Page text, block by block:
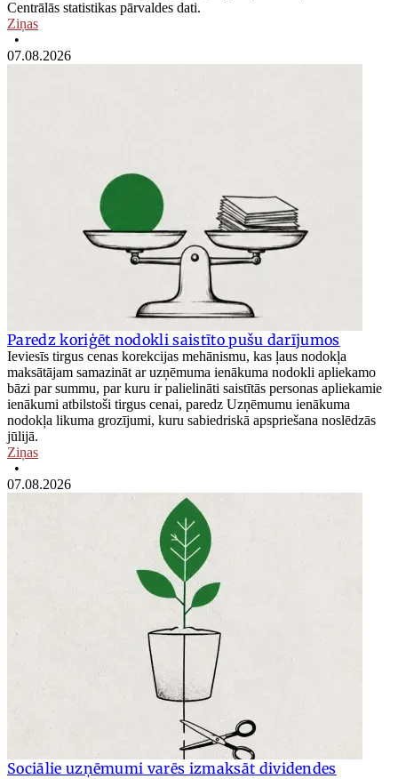
Centrālās statistikas pārvaldes dati.
Ziņas
•
07.08.2026
Paredz koriģēt nodokli saistīto pušu darījumos
Ieviesīs tirgus cenas korekcijas mehānismu, kas ļaus nodokļa
maksātājam samazināt ar uzņēmuma ienākuma nodokli apliekamo
bāzi par summu, par kuru ir palielināti saistītās personas apliekamie
ienākumi atbilstoši tirgus cenai, paredz Uzņēmumu ienākuma
nodokļa likuma grozījumi, kuru sabiedriskā apspriešana noslēdzās
jūlijā.
Ziņas
•
07.08.2026
Sociālie uzņēmumi varēs izmaksāt dividendes